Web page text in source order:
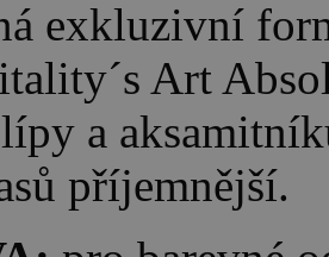
exkluzivní
Art
a
příjemnější.